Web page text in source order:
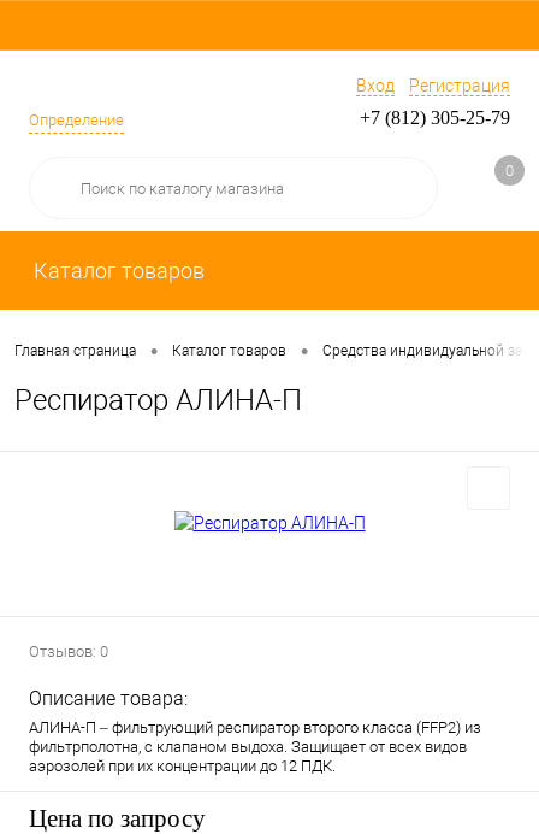
Определение
Вход Регистрация
+7 (812) 305-25-79
0
Каталог товаров
Главная страница • Каталог товаров • Средства индивидуальной
Респиратор АЛИНА-П
Отзывов: 0
Описание товара:
АЛИНА-П – фильтрующий респиратор второго класса (FFP2) из
фильтрполотна, с клапаном выдоха. Защищает от всех видов
аэрозолей при их концентрации до 12 ПДК.
Цена по запросу